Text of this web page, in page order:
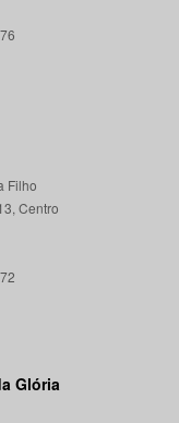
Filho
Centro
Glória